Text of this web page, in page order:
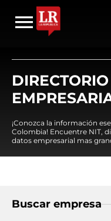
¡Conozca la información
Colombia! Encuentre NIT,
datos empresarial mas
Buscar empresa